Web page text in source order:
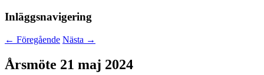
Inläggsnavigering
← Föregående Nästa →
Årsmöte 21 maj 2024